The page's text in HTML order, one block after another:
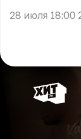
28 июля 18:00